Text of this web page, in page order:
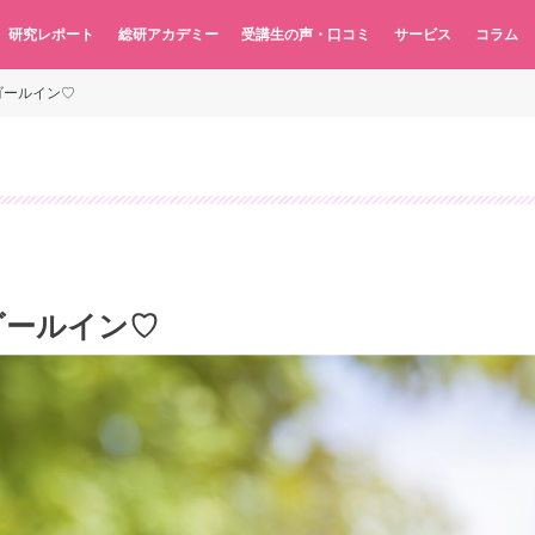
研究レポート 総研アカデミー 受講生の声・口コミ サービス コラム
ールイン♡
ールイン♡